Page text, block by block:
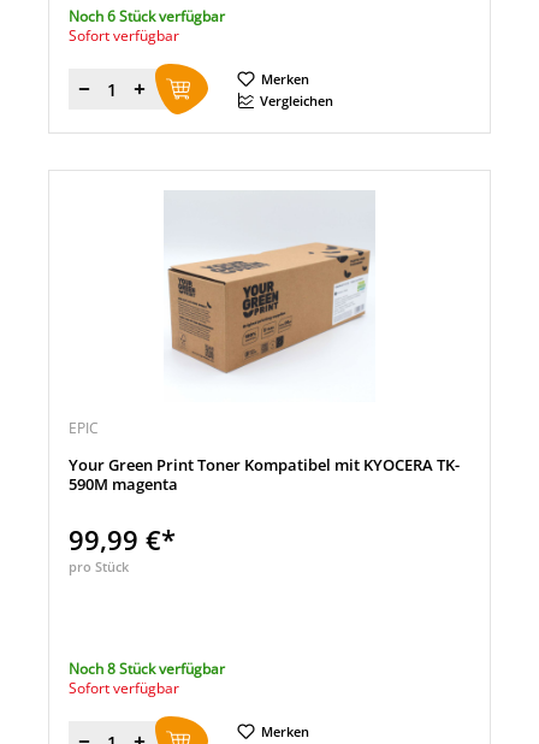
Noch 6 Stück verfügbar
Sofort verfügbar
Menge
Merken
Vergleichen
EPIC
Your Green Print Toner Kompatibel mit KYOCERA TK-
590M magenta
99,99 €*
pro Stück
Noch 8 Stück verfügbar
Sofort verfügbar
Merken